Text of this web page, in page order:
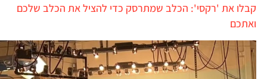
קבלו את 'רקסי': הכלב שמתרסק כדי להציל את הכלב שלכם
ואתכם